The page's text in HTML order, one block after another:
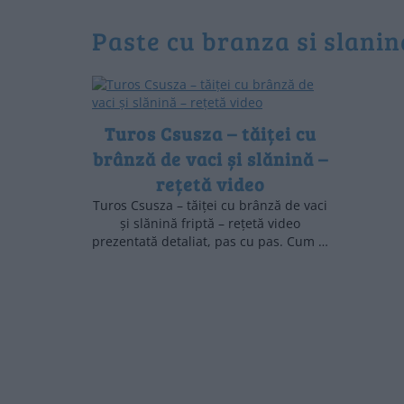
paste cu branza si
Turos Csusza – tăiței cu
brânză de vaci și slănină –
rețetă video
Turos Csusza – tăiței cu brânză de vaci
și slănină friptă – rețetă video
prezentată detaliat, pas cu pas. Cum …